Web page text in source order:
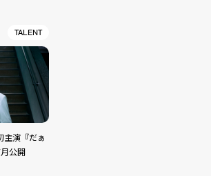
TALENT
主演『だぁ
公開